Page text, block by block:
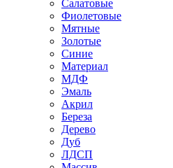
Салатовые
Фиолетовые
Мятные
Золотые
Синие
Материал
МДФ
Эмаль
Акрил
Береза
Дерево
Дуб
ЛДСП